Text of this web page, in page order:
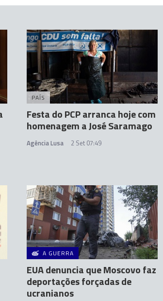
PAÍS
Festa do PCP arranca hoje com
homenagem a José Saramago
Agência Lusa 2 Set 07:49
A GUERRA
EUA denuncia que Moscovo faz
deportações forçadas de
ucranianos